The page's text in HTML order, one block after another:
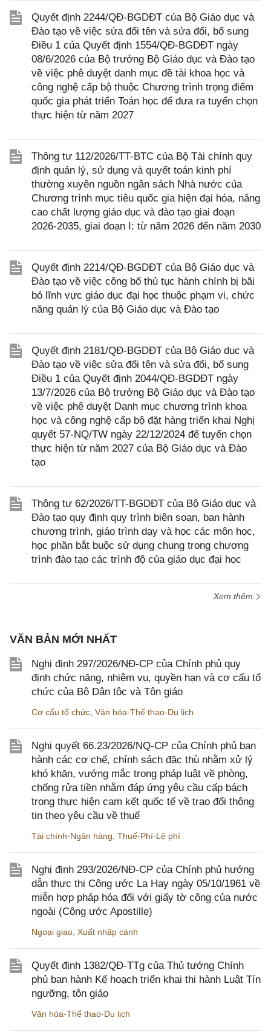
Quyết định 2244/QĐ-BGDĐT của Bộ Giáo dục và
Đào tạo về việc sửa đổi tên và sửa đổi, bổ sung
Điều 1 của Quyết định 1554/QĐ-BGDĐT ngày
08/6/2026 của Bộ trưởng Bộ Giáo dục và Đào tạo
về việc phê duyệt danh mục đề tài khoa học và
công nghệ cấp bộ thuộc Chương trình trọng điểm
quốc gia phát triển Toán học để đưa ra tuyển chọn
thực hiện từ năm 2027
Thông tư 112/2026/TT-BTC của Bộ Tài chính quy
định quản lý, sử dụng và quyết toán kinh phí
thường xuyên nguồn ngân sách Nhà nước của
Chương trình mục tiêu quốc gia hiện đại hóa, nâng
cao chất lượng giáo dục và đào tạo giai đoạn
2026-2035, giai đoạn I: từ năm 2026 đến năm 2030
Quyết định 2214/QĐ-BGDĐT của Bộ Giáo dục và
Đào tạo về việc công bố thủ tục hành chính bị bãi
bỏ lĩnh vực giáo dục đại học thuộc phạm vi, chức
năng quản lý của Bộ Giáo dục và Đào tạo
Quyết định 2181/QĐ-BGDĐT của Bộ Giáo dục và
Đào tạo về việc sửa đổi tên và sửa đổi, bổ sung
Điều 1 của Quyết định 2044/QĐ-BGDĐT ngày
13/7/2026 của Bộ trưởng Bộ Giáo dục và Đào tạo
về việc phê duyệt Danh mục chương trình khoa
học và công nghệ cấp bộ đặt hàng triển khai Nghị
quyết 57-NQ/TW ngày 22/12/2024 để tuyển chọn
thực hiện từ năm 2027 của Bộ Giáo dục và Đào
tạo
Thông tư 62/2026/TT-BGDĐT của Bộ Giáo dục và
Đào tạo quy định quy trình biên soạn, ban hành
chương trình, giáo trình dạy và học các môn học,
học phần bắt buộc sử dụng chung trong chương
trình đào tạo các trình độ của giáo dục đại học
Xem thêm
VĂN BẢN MỚI NHẤT
Nghị định 297/2026/NĐ-CP của Chính phủ quy
định chức năng, nhiệm vụ, quyền hạn và cơ cấu tổ
chức của Bộ Dân tộc và Tôn giáo
Cơ cấu tổ chức Văn hóa-Thể thao-Du lịch
Nghị quyết 66.23/2026/NQ-CP của Chính phủ ban
hành các cơ chế, chính sách đặc thù nhằm xử lý
khó khăn, vướng mắc trong pháp luật về phòng,
chống rửa tiền nhằm đáp ứng yêu cầu cấp bách
trong thực hiện cam kết quốc tế về trao đổi thông
tin theo yêu cầu về thuế
Tài chính-Ngân hàng Thuế-Phí-Lệ phí
Nghị định 293/2026/NĐ-CP của Chính phủ hướng
dẫn thực thi Công ước La Hay ngày 05/10/1961 về
miễn hợp pháp hóa đối với giấy tờ công của nước
ngoài (Công ước Apostille)
Ngoại giao Xuất nhập cảnh
Quyết định 1382/QĐ-TTg của Thủ tướng Chính
phủ ban hành Kế hoạch triển khai thi hành Luật Tín
ngưỡng, tôn giáo
Văn hóa-Thể thao-Du lịch